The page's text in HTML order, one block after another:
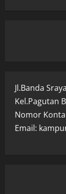
Jl.Banda
Kel.Pagutan
Nomor
Email: